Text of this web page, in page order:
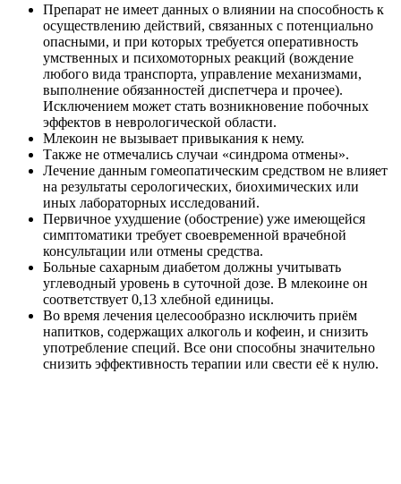
Препарат не имеет данных о влиянии на способность к
осуществлению действий, связанных с потенциально
опасными, и при которых требуется оперативность
умственных и психомоторных реакций (вождение
любого вида транспорта, управление механизмами,
выполнение обязанностей диспетчера и прочее).
Исключением может стать возникновение побочных
эффектов в неврологической области.
Млекоин не вызывает привыкания к нему.
Также не отмечались случаи «синдрома отмены».
Лечение данным гомеопатическим средством не влияет
на результаты серологических, биохимических или
иных лабораторных исследований.
Первичное ухудшение (обострение) уже имеющейся
симптоматики требует своевременной врачебной
консультации или отмены средства.
Больные сахарным диабетом должны учитывать
углеводный уровень в суточной дозе. В млекоине он
соответствует 0,13 хлебной единицы.
Во время лечения целесообразно исключить приём
напитков, содержащих алкоголь и кофеин, и снизить
употребление специй. Все они способны значительно
снизить эффективность терапии или свести её к нулю.